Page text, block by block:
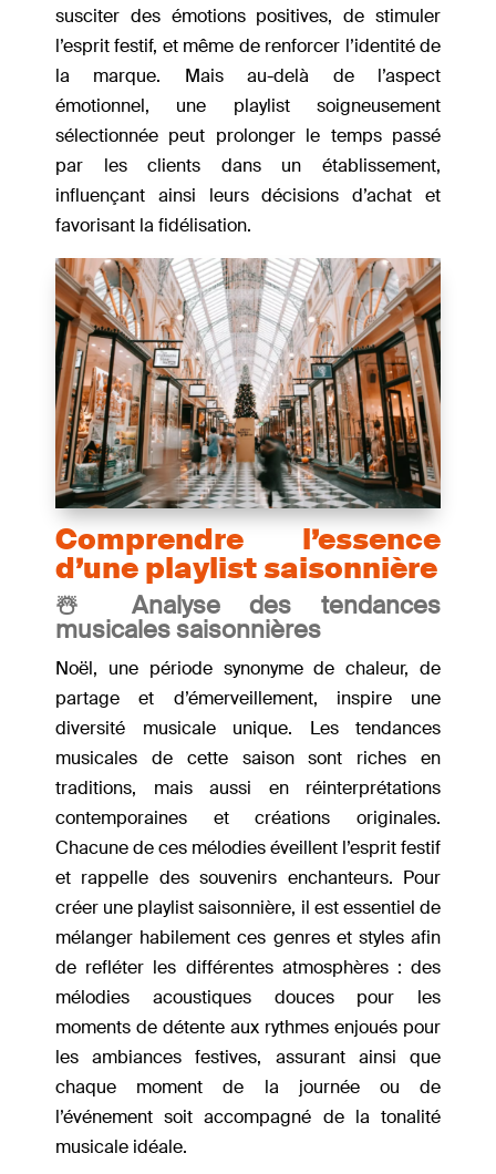
susciter des émotions positives, de stimuler
l’esprit festif, et même de renforcer l’identité de
la marque. Mais au-delà de l’aspect
émotionnel, une playlist soigneusement
sélectionnée peut prolonger le temps passé
par les clients dans un établissement,
influençant ainsi leurs décisions d’achat et
favorisant la fidélisation.
Comprendre l’essence
d’une playlist saisonnière
☃️ Analyse des tendances
musicales saisonnières
Noël, une période synonyme de chaleur, de
partage et d’émerveillement, inspire une
diversité musicale unique. Les tendances
musicales de cette saison sont riches en
traditions, mais aussi en réinterprétations
contemporaines et créations originales.
Chacune de ces mélodies éveillent l’esprit festif
et rappelle des souvenirs enchanteurs. Pour
créer une playlist saisonnière, il est essentiel de
mélanger habilement ces genres et styles afin
de refléter les différentes atmosphères : des
mélodies acoustiques douces pour les
moments de détente aux rythmes enjoués pour
les ambiances festives, assurant ainsi que
chaque moment de la journée ou de
l’événement soit accompagné de la tonalité
musicale idéale.